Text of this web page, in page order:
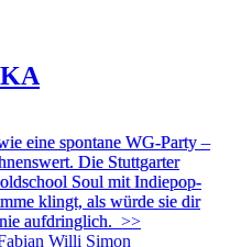
eine spontane WG-Party –
Die Stuttgarter
Soul mit Indiepop-
klingt, als würde sie dir
aufdringlich. >>